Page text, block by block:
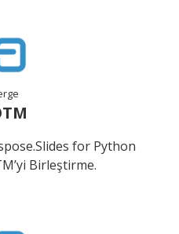
for Python
Birleştirme.